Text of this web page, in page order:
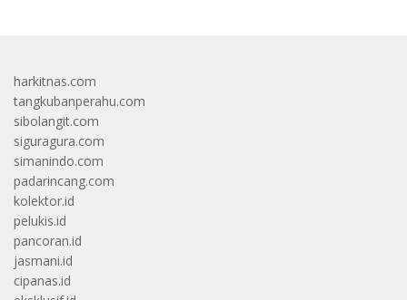
harkitnas.com
tangkubanperahu.com
sibolangit.com
siguragura.com
simanindo.com
padarincang.com
kolektor.id
pelukis.id
pancoran.id
jasmani.id
cipanas.id